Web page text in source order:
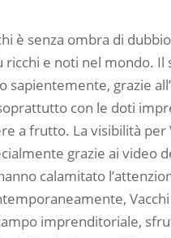
è senza ombra di
e noti nel mondo. Il
sapientemente, grazie
con le doti
a frutto. La visibilità per
grazie ai video
calamitato
imprenditoriale,